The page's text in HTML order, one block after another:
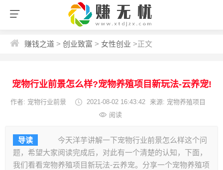
赚钱之道 > 创业致富 > 女性创业 >正文
宠物行业前景怎么样?宠物养殖项目新玩法-云养宠!
作者: 宠物行业前景 2021-08-02 16:43:42 来源: 宠物养殖项目
阅读
导读
今天洋芋讲解一下宠物行业前景怎么样这个问
题，希望大家阅读完成后，对此有一个清楚的认知，下面，
我们看看宠物养殖项目新玩法-云养宠。分享一个宠物养殖项